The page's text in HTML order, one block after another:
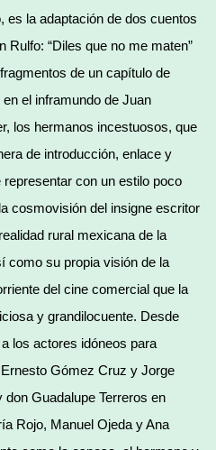
es la adaptación de dos cuentos
Rulfo: “Diles que no me maten”
de un capítulo de
el inframundo de Juan
los hermanos incestuosos, que
de introducción, enlace y
con un estilo poco
cosmovisión del insigne escritor
rural mexicana de la
como su propia visión de la
del cine comercial que la
y grandilocuente. Desde
los actores idóneos para
Gómez Cruz y Jorge
Guadalupe Terreros en
Rojo, Manuel Ojeda y Ana